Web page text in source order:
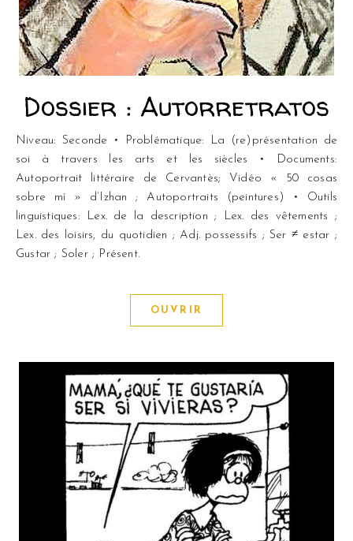
Dossier : Autorretratos
Niveau: Seconde • Problématique: La (re)présentation de
soi à travers les arts et les siècles • Documents:
Autoportrait littéraire de Cervantès; Vidéo « 50 cosas
sobre mí » d’Izhan ; Autoportraits (peintures) • Outils
linguistiques: Lex. de la description ; Lex. des vêtements ;
Lex. des loisirs, du quotidien ; Adj. possessifs ; Ser ≠ estar ;
Gustar ; Soler ; Présent.
OUVRIR